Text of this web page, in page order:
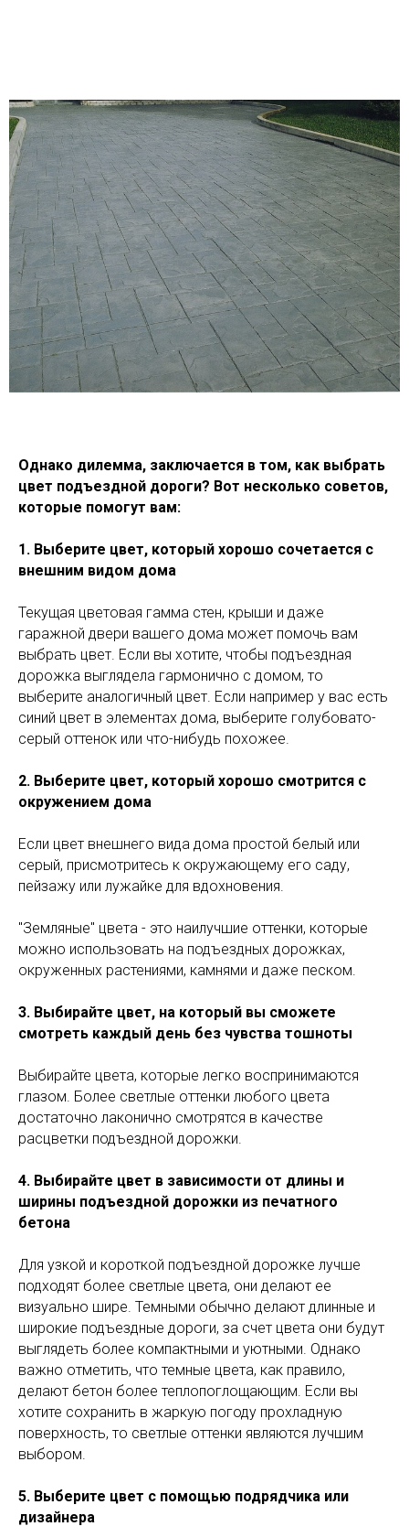
Однако дилемма, заключается в том, как выбрать
цвет подъездной дороги? Вот несколько советов,
которые помогут вам:
1. Выберите цвет, который хорошо сочетается с
внешним видом дома
Текущая цветовая гамма стен, крыши и даже
гаражной двери вашего дома может помочь вам
выбрать цвет. Если вы хотите, чтобы подъездная
дорожка выглядела гармонично с домом, то
выберите аналогичный цвет. Если например у вас есть
синий цвет в элементах дома, выберите голубовато-
серый оттенок или что-нибудь похожее.
2. Выберите цвет, который хорошо смотрится с
окружением дома
Если цвет внешнего вида дома простой белый или
серый, присмотритесь к окружающему его саду,
пейзажу или лужайке для вдохновения.
"Земляные" цвета - это наилучшие оттенки, которые
можно использовать на подъездных дорожках,
окруженных растениями, камнями и даже песком.
3. Выбирайте цвет, на который вы сможете
смотреть каждый день без чувства тошноты
Выбирайте цвета, которые легко воспринимаются
глазом. Более светлые оттенки любого цвета
достаточно лаконично смотрятся в качестве
расцветки подъездной дорожки.
4. Выбирайте цвет в зависимости от длины и
ширины подъездной дорожки из печатного
бетона
Для узкой и короткой подъездной дорожке лучше
подходят более светлые цвета, они делают ее
визуально шире. Темными обычно делают длинные и
широкие подъездные дороги, за счет цвета они будут
выглядеть более компактными и уютными. Однако
важно отметить, что темные цвета, как правило,
делают бетон более теплопоглощающим. Если вы
хотите сохранить в жаркую погоду прохладную
поверхность, то светлые оттенки являются лучшим
выбором.
5. Выберите цвет с помощью подрядчика или
дизайнера